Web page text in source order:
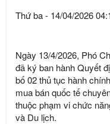
Thứ ba - 14/04/2026
Ngày 13/4/2026, Phó
đã ký ban hành Quyết
bố 02 thủ tục hành
mua bán quốc tế
thuộc phạm vi chức
và Du lịch.